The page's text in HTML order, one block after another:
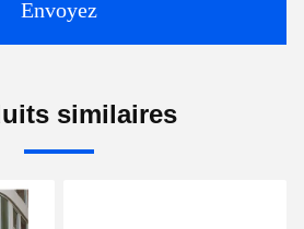
Envoyez
similaires